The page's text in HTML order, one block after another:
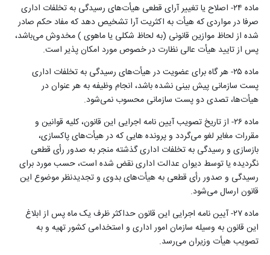
ماده ۲۴- اصلاح یا تغییر آرای قطعی هیأت‌های رسیدگی به تخلفات اداری
صرفا در مواردی که هیأت به اکثریت آرا تشخیص دهد که مفاد حکم صادر
شده از لحاظ موازین قانونی (به لحاظ شکلی یا ماهوی ) مخدوش می‌باشد،
پس از تایید هیأت عالی نظارت در خصوص مورد امکان پذیر است.
ماده ۲۵- هر گاه برای عضویت در هیأت‌های رسیدگی به تخلفات اداری
پست سازمانی پیش بینی نشده باشد، انجام وظیفه به هر عنوان در
هیأت‌ها، تصدی دو پست سازمانی محسوب‌ نمی‌شود.
ماده ۲۶- از تاریخ تصویب آیین نامه اجرایی این قانون، کلیه قوانین و
مقررات مغایر لغو می‌گردد و پرونده هایی که در هیأت‌های پاکسازی،
بازسازی و رسیدگی به تخلفات اداری گذشته منجر به صدور‌ رأی قطعی
نگردیده یا توسط دیوان عدالت اداری نقض شده است، حسب مورد برای
رسیدگی و صدور‌ رأی قطعی به هیأت‌های بدوی و ‌‌تجدیدنظر موضوع این
قانون ارسال می‌شود.
ماده ۲۷- آیین نامه اجرایی این قانون حداکثر ظرف یک ماه پس از ابلاغ
این قانون به وسیله سازمان امور اداری و استخدامی کشور تهیه و به
تصویب هیأت وزیران می‌رسد.